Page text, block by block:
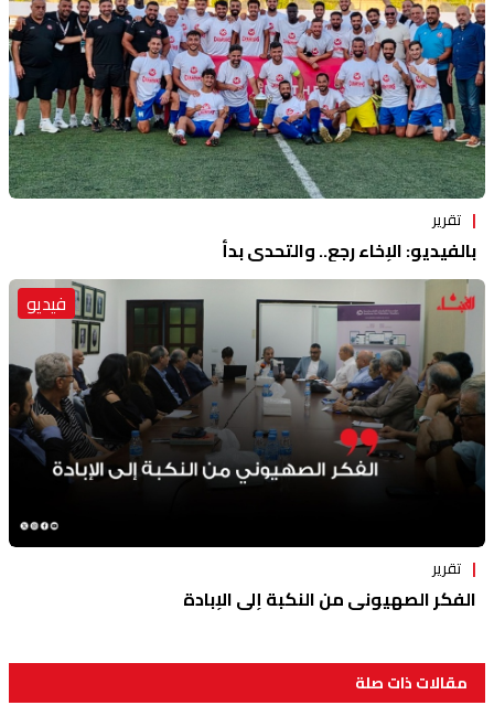
تقرير
بالفيديو: الإخاء رجع.. والتحدي بدأ
فيديو
تقرير
الفكر الصهيوني من النكبة إلى الإبادة
مقالات ذات صلة